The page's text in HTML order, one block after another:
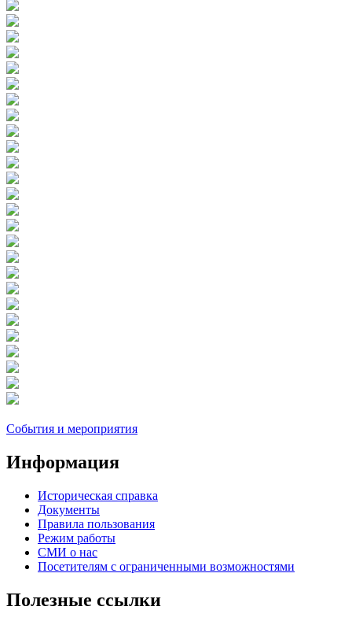
События и мероприятия
Информация
Историческая справка
Документы
Правила пользования
Режим работы
СМИ о нас
Посетителям с ограниченными возможностями
Полезные ссылки